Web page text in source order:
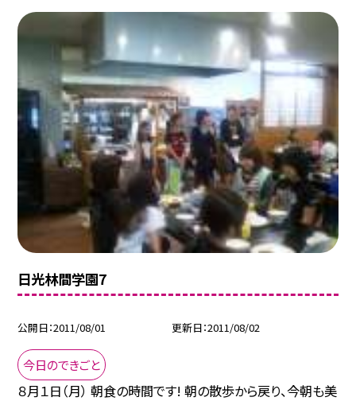
日光林間学園7
公開日 2011/08/01 更新日 2011/08/02
今日のできごと
８月１日（月） 朝食の時間です! 朝の散歩から戻り、今朝も美